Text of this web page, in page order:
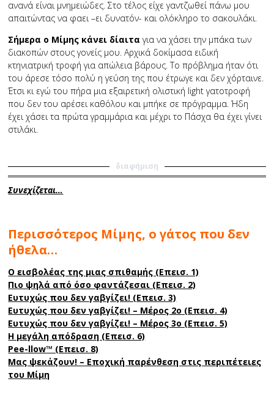
ανανά είναι μνημειώδες. Στο τέλος είχε γαντζωθεί πάνω μου
απαιτώντας να φαει –ει δυνατόν- και ολόκληρο το σακουλάκι.
Σήμερα ο Μίμης κάνει δίαιτα για να χάσει την μπάκα των
διακοπών στους γονείς μου. Αρχικά δοκίμασα ειδική
κτηνιατρική τροφή για απώλεια βάρους. Το πρόβλημα ήταν ότι
του άρεσε τόσο πολύ η γεύση της που έτρωγε και δεν χόρταινε.
Έτσι κι εγώ του πήρα μια εξαιρετική ολιστική light γατοτροφή
που δεν του αρέσει καθόλου και μπήκε σε πρόγραμμα. Ήδη
έχει χάσει τα πρώτα γραμμάρια και μέχρι το Πάσχα θα έχει γίνει
στιλάκι.
διαφήμιση
Συνεχίζεται…
Περισσότερος Μίμης, ο γάτος που δεν
ήθελα…
Ο εισβολέας της μιας σπιθαμής (Επεισ. 1)
Πιο ψηλά από όσο φαντάζεσαι (Επεισ. 2)
Ευτυχώς που δεν γαβγίζει! (Επεισ. 3)
Ευτυχώς που δεν γαβγίζει! – Μέρος 2ο (Επεισ. 4)
Ευτυχώς που δεν γαβγίζει! – Μέρος 3ο (Επεισ. 5)
Η μεγάλη απόδραση (Επεισ. 6)
Pee-llow™ (Επεισ. 8)
Μας ψεκάζουν! – Eποχική παρένθεση στις περιπέτειες
του Μίμη